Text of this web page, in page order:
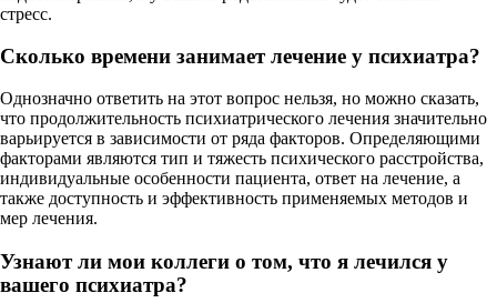
стресс.
Сколько времени занимает лечение у психиатра?
Однозначно ответить на этот вопрос нельзя, но можно сказать,
что продолжительность психиатрического лечения значительно
варьируется в зависимости от ряда факторов. Определяющими
факторами являются тип и тяжесть психического расстройства,
индивидуальные особенности пациента, ответ на лечение, а
также доступность и эффективность применяемых методов и
мер лечения.
Узнают ли мои коллеги о том, что я лечился у
вашего психиатра?